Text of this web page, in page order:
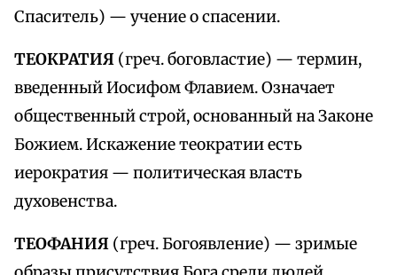
Спаситель) — учение о спасении.
ТЕОКРАТИЯ (греч. боговластие) — термин,
введенный Иосифом Флавием. Означает
общественный строй, основанный на Законе
Божием. Искажение теократии есть
иерократия — политическая власть
духовенства.
ТЕОФАНИЯ (греч. Богоявление) — зримые